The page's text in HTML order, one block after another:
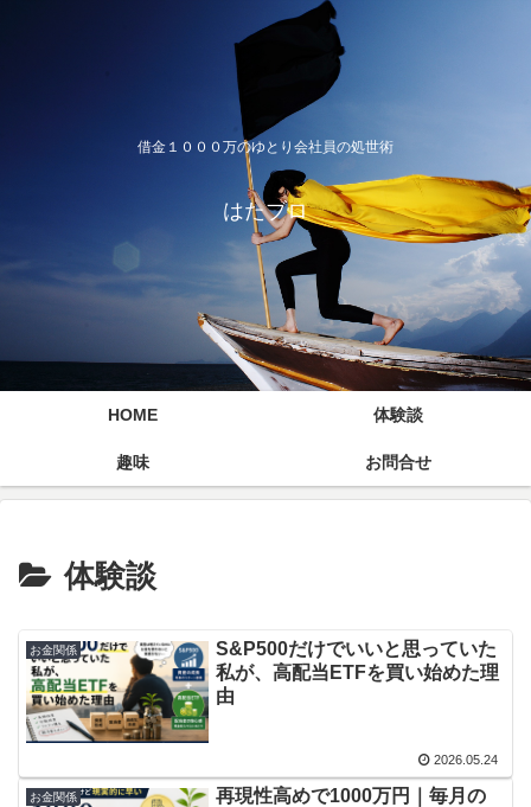
借金１０００万のゆとり会社員の処世術
はたブロ
HOME 体験談
趣味 お問合せ
体験談
お金関係
S&P500だけでいいと思っていた
私が、高配当ETFを買い始めた理
由
2026.05.24
お金関係
再現性高めで1000万円｜毎月の